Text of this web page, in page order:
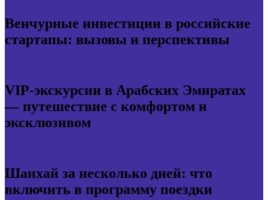
Венчурные инвестиции в российские
стартапы: вызовы и перспективы
VIP-экскурсии в Арабских Эмиратах
— путешествие с комфортом и
эксклюзивом
Шанхай за несколько дней: что
включить в программу поездки